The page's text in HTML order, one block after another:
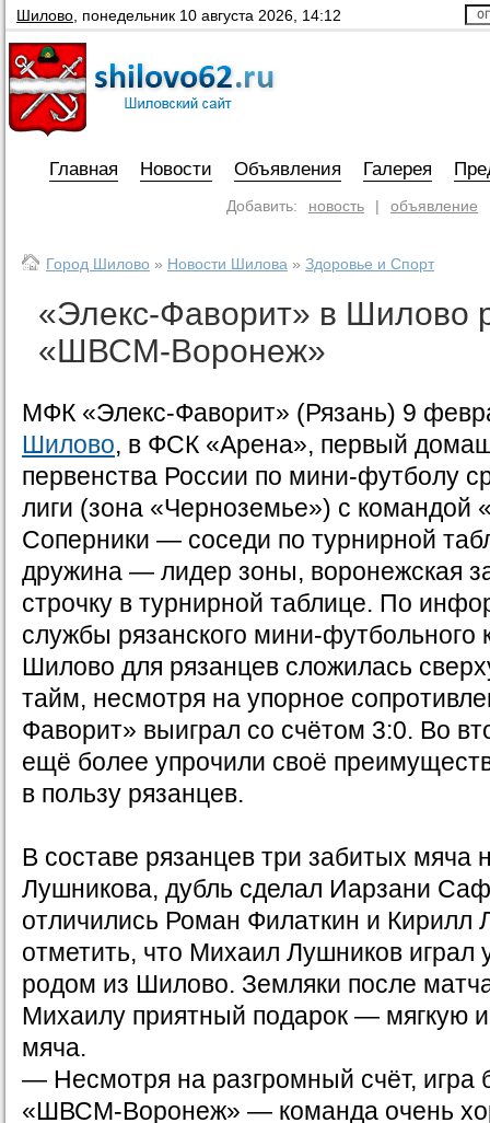
Шилово понедельник 10 августа 2026, 14:12
Главная Новости Объявления Галерея
Добавить: новость | объявление
Город Шилово » Новости Шилова » Здоровье и Спорт
«Элекс-Фаворит» в Шилово
«ШВСМ-Воронеж»
МФК «Элекс-Фаворит» (Рязань) 9
Шилово, в ФСК «Арена», первый
первенства России по мини-футболу
лиги (зона «Черноземье») с
Соперники — соседи по турнирной
дружина — лидер зоны, воронежская
строчку в турнирной таблице. По
службы рязанского мини-футбольного
Шилово для рязанцев сложилась
тайм, несмотря на упорное
Фаворит» выиграл со счётом 3:0. Во
ещё более упрочили своё
в пользу рязанцев.
В составе рязанцев три забитых мяча
Лушникова, дубль сделал Иарзани
отличились Роман Филаткин и Кирилл
отметить, что Михаил Лушников
родом из Шилово. Земляки после
Михаилу приятный подарок — мягкую
мяча.
— Несмотря на разгромный счёт, игра
«ШВСМ-Воронеж» — команда очень